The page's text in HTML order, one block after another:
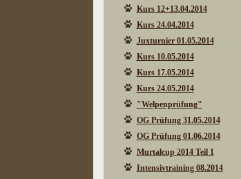
Kurs 12+13.04.2014
Kurs 24.04.2014
Juxturnier 01.05.2014
Kurs 10.05.2014
Kurs 17.05.2014
Kurs 24.05.2014
"Welpenprüfung"
OG Prüfung 31.05.2014
OG Prüfung 01.06.2014
Murtalcup 2014 Teil 1
Intensivtraining 08.2014